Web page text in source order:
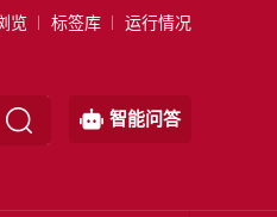
览 标签库 运行情况
智能问答